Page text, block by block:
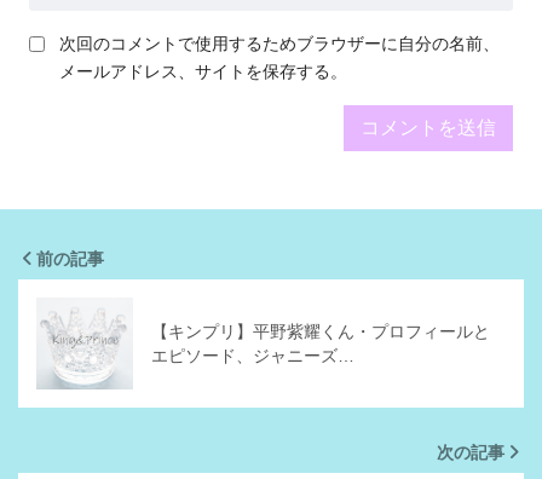
次回のコメントで使用するためブラウザーに自分の名前、
メールアドレス、サイトを保存する。
前の記事
【キンプリ】平野紫耀くん・プロフィールと
エピソード、ジャニーズ…
次の記事